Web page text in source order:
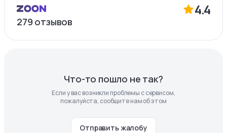
4.4
279 отзывов
Что-то пошло не так?
Если у вас возникли проблемы с сервисом,
пожалуйста, сообщите нам об этом
Отправить жалобу